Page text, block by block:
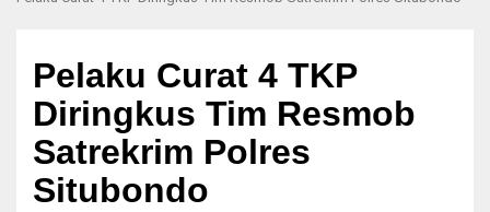
Pelaku Curat 4 TKP
Diringkus Tim Resmob
Satrekrim Polres
Situbondo